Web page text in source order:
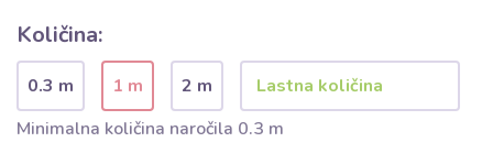
Količina:
0.3 m 1 m
2 m
Minimalna količina naročila 0.3 m